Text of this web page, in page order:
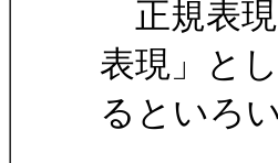
正規表現
表現」と
るといろ